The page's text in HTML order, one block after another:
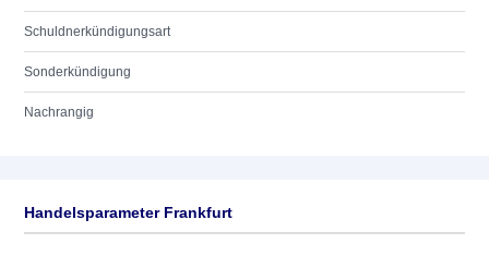
Schuldnerkündigungsart
Sonderkündigung
Nachrangig
Handelsparameter Frankfurt